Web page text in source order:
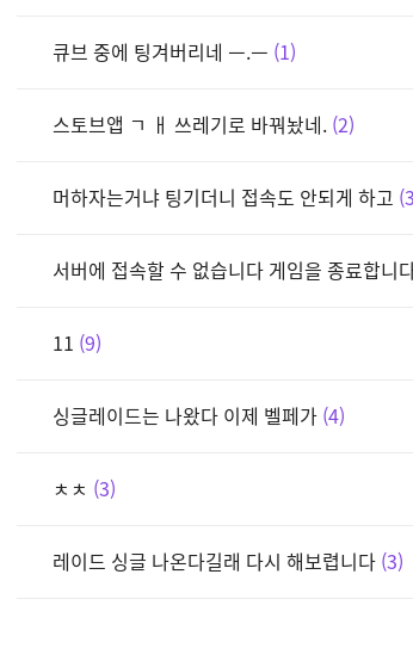
큐브 중에 팅겨버리네 ㅡ.ㅡ 1
스토브앱 ㄱ ㅐ 쓰레기로 바꿔놨네. 2
머하자는거냐 팅기더니 접속도 안되게 하고 3
서버에 접속할 수 없습니다 게임을 종료합니
11 9
싱글레이드는 나왔다 이제 벨페가 4
ㅊㅊ 3
레이드 싱글 나온다길래 다시 해보렵니다 3